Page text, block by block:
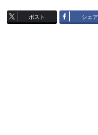
ポスト シェア